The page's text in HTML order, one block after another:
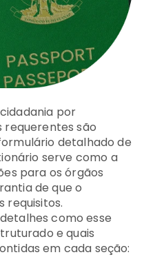
por
requerentes são
detalhado de
serve como a
para os órgãos
de que o
requisitos.
como esse
e quais
em cada seção: